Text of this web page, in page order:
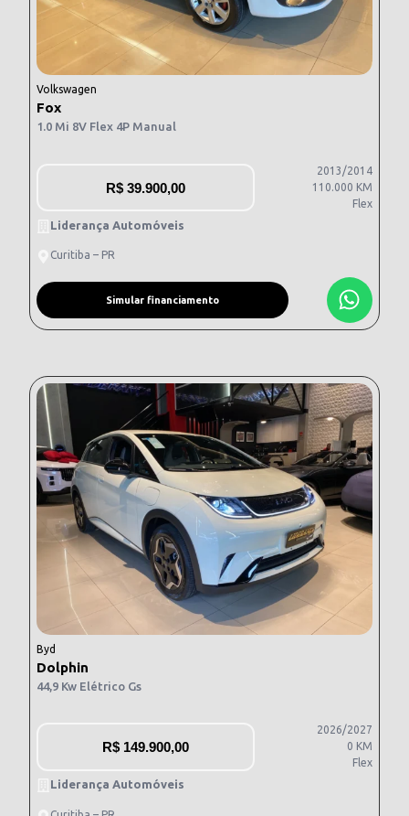
Volkswagen
Fox
1.0 Mi 8V Flex 4P Manual
R$ 39.900,00
2013/2014
110.000 KM
Flex
Liderança Automóveis
Curitiba – PR
Simular financiamento
Byd
Dolphin
44,9 Kw Elétrico Gs
R$ 149.900,00
2026/2027
0 KM
Flex
Liderança Automóveis